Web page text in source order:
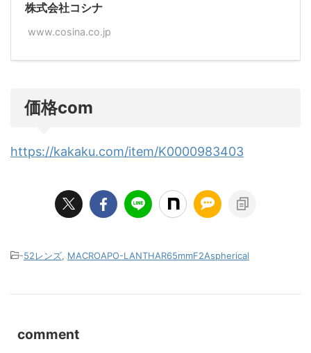
株式会社コシナ
www.cosina.co.jp
価格com
https://kakaku.com/item/K0000983403
-52レンズ, MACROAPO-LANTHAR65mmF2Aspherical
comment